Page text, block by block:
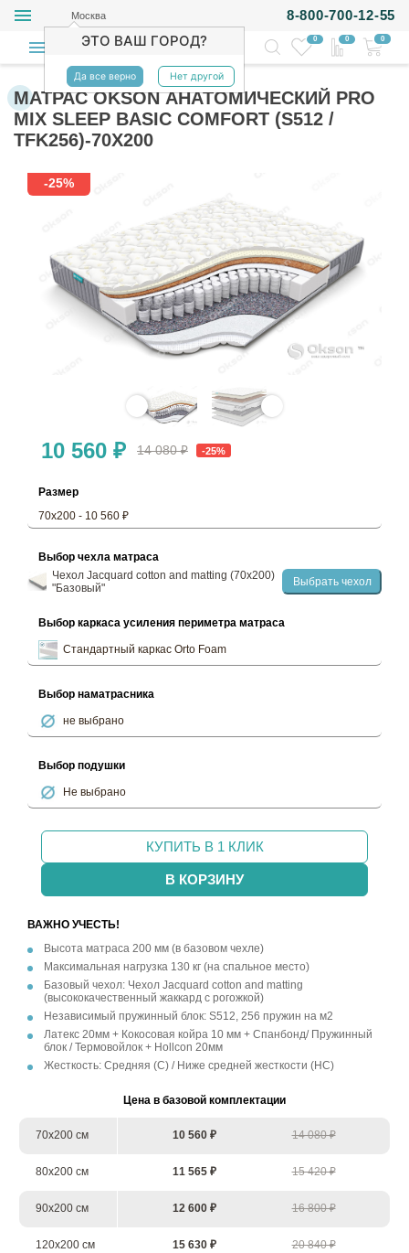
Москва
ЭТО ВАШ ГОРОД?
Да все верно Нет другой
8-800-700-12-55
0 0 0
МАТРАС OKSON АНАТОМИЧЕСКИЙ PRO
MIX SLEEP BASIC COMFORT (S512 /
TFK256)-70Х200
-25%
Размер
70х200 - 10 560 ₽
10 560 ₽ 14 080 ₽ -25%
Выбор чехла матраса
Чехол Jacquard cotton and matting (70х200)
"Базовый"
Выбрать чехол
Выбор каркаса усиления периметра матраса
Стандартный каркас Orto Foam
Выбор наматрасника
не выбрано
Выбор подушки
Не выбрано
КУПИТЬ В 1 КЛИК
В КОРЗИНУ
ВАЖНО УЧЕСТЬ!
Высота матраса 200 мм (в базовом чехле)
Максимальная нагрузка 130 кг (на спальное место)
Базовый чехол: Чехол Jacquard cotton and matting
(высококачественный жаккард с рогожкой)
Независимый пружинный блок: S512, 256 пружин на м2
Латекс 20мм + Кокосовая койра 10 мм + Спанбонд/ Пружинный
блок / Термовойлок + Hollcon 20мм
Жесткость: Средняя (С) / Ниже средней жесткости (НС)
Цена в базовой комплектации
70х200 см 10 560 ₽ 14 080 ₽
80х200 см 11 565 ₽ 15 420 ₽
90х200 см 12 600 ₽ 16 800 ₽
120х200 см 15 630 ₽ 20 840 ₽